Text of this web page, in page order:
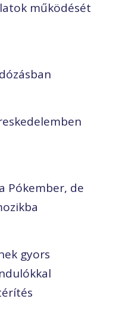
működését
Pókember, de
gyors